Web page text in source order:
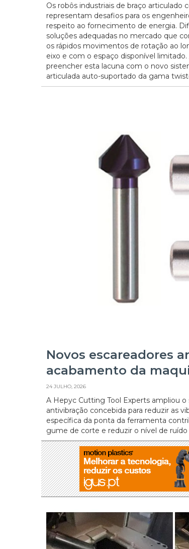
Os robôs industriais de braço articulado
representam desafios para os
respeito ao fornecimento de energia.
soluções adequadas no mercado que
os rápidos movimentos de rotação ao
eixo e com o espaço disponível
preencher esta lacuna com o novo
articulada auto-suportado da gama
Novos escareadores
acabamento da
24 JULHO, 2026
A Hepyc Cutting Tool Experts ampliou
antivibração concebida para reduzir as
específica da ponta da ferramenta
gume de corte e reduzir o nível de ruído